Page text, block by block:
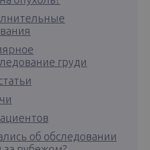
груди
об обследовании